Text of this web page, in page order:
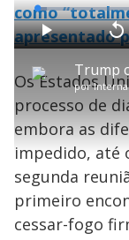
como
apresentado
por
P V
t
a
r
1
0
s
e
g
n
d
s
L
o
a
d
e
3
.
6
%
Os Estados
processo de
embora as
impedido, até
segunda
primeiro
cessar-fogo